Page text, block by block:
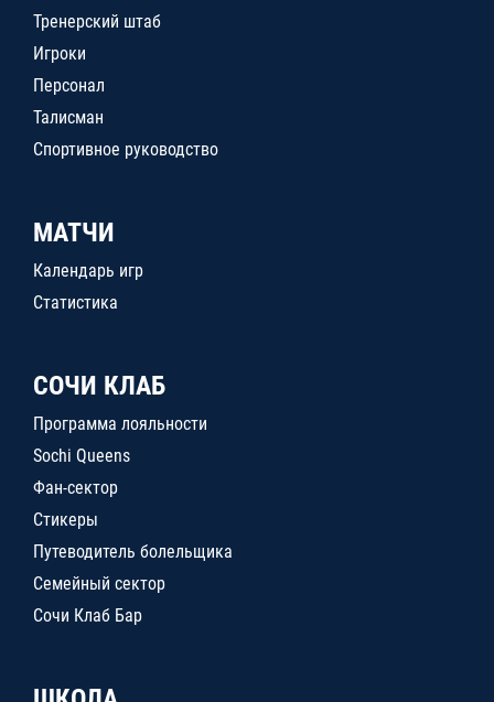
Тренерский штаб
Игроки
Персонал
Талисман
Спортивное руководство
МАТЧИ
Календарь игр
Статистика
СОЧИ КЛАБ
Программа лояльности
Sochi Queens
Фан-сектор
Стикеры
Путеводитель болельщика
Семейный сектор
Сочи Клаб Бар